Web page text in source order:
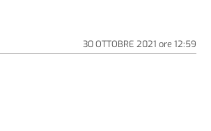
30 OTTOBRE 2021 ore 12:59